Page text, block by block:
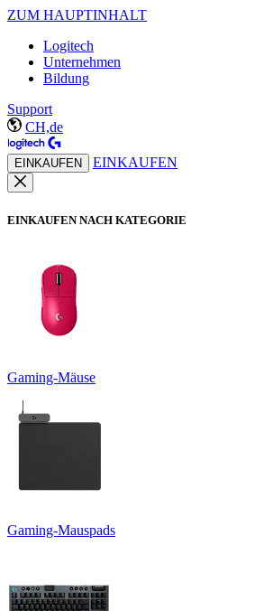
ZUM HAUPTINHALT
Logitech
Unternehmen
Bildung
Support
CH,de
EINKAUFEN EINKAUFEN
EINKAUFEN NACH KATEGORIE
Gaming-Mäuse
Gaming-Mauspads